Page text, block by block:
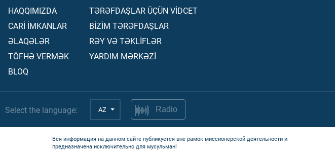
HAQQIMIZDA
CARİ İMKANLAR
ƏLAQƏLƏR
TÖFHƏ VERMƏK
BLOQ
TƏRƏFDAŞLAR ÜÇÜN VİDCET
BİZİM TƏRƏFDAŞLAR
RƏY VƏ TƏKLİFLƏR
YARDIM MƏRKƏZİ
Select the language: AZ Radio
Вся информация на данном сайте публикуется вне рамок миссионерской деятельности и
предназначена исключительно для мусульман!